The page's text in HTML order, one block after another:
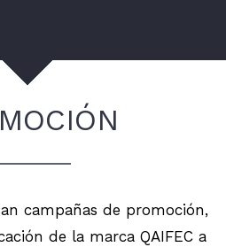
campañas de promoción,
de la marca QAIFEC a